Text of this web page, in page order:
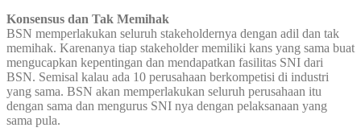
Konsensus dan Tak Memihak
BSN memperlakukan seluruh stakeholdernya dengan adil dan tak
memihak. Karenanya tiap stakeholder memiliki kans yang sama buat
mengucapkan kepentingan dan mendapatkan fasilitas SNI dari
BSN. Semisal kalau ada 10 perusahaan berkompetisi di industri
yang sama. BSN akan memperlakukan seluruh perusahaan itu
dengan sama dan mengurus SNI nya dengan pelaksanaan yang
sama pula.